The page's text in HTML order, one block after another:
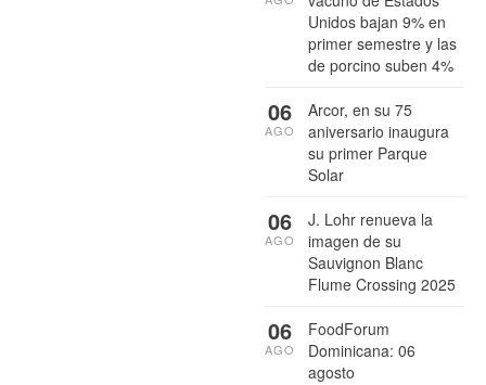
Unidos bajan 9% en
primer semestre y las
de porcino suben 4%
Arcor, en su 75
aniversario inaugura
su primer Parque
Solar
06
AGO
J. Lohr renueva la
imagen de su
Sauvignon Blanc
Flume Crossing 2025
06
AGO
FoodForum
Dominicana: 06
agosto
06
AGO